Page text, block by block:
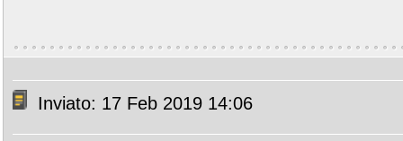
Inviato: 17 Feb 2019 14:06